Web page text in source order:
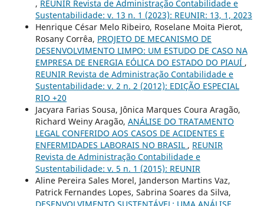
, REUNIR Revista de Administração Contabilidade e
Sustentabilidade: v. 13 n. 1 (2023): REUNIR: 13, 1, 2023
Henrique César Melo Ribeiro, Roselane Moita Pierot,
Rosany Corrêa, PROJETO DE MECANISMO DE
DESENVOLVIMENTO LIMPO: UM ESTUDO DE CASO NA
EMPRESA DE ENERGIA EÓLICA DO ESTADO DO PIAUÍ ,
REUNIR Revista de Administração Contabilidade e
Sustentabilidade: v. 2 n. 2 (2012): EDIÇÃO ESPECIAL
RIO +20
Jacyara Farias Sousa, Jônica Marques Coura Aragão,
Richard Weiny Aragão, ANÁLISE DO TRATAMENTO
LEGAL CONFERIDO AOS CASOS DE ACIDENTES E
ENFERMIDADES LABORAIS NO BRASIL , REUNIR
Revista de Administração Contabilidade e
Sustentabilidade: v. 5 n. 1 (2015): REUNIR
Aline Pereira Sales Morel, Janderson Martins Vaz,
Patrick Fernandes Lopes, Sabrina Soares da Silva,
DESENVOLVIMENTO SUSTENTÁVEL: UMA ANÁLISE